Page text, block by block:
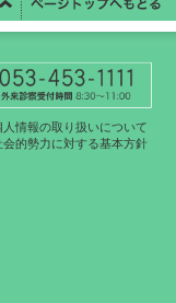
人情報の取り扱いについて
会的勢力に対する基本方針